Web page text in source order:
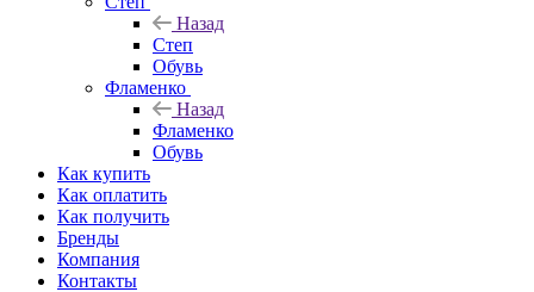
Назад
Степ
Обувь
Фламенко
Назад
Фламенко
Обувь
Как купить
Как оплатить
Как получить
Бренды
Компания
Контакты